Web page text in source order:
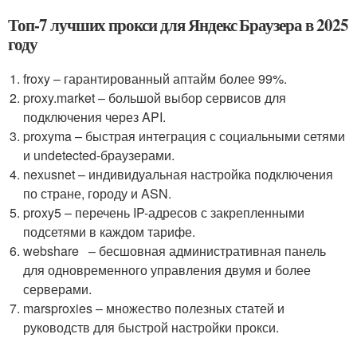
Топ-7 лучших прокси для Яндекс Браузера в 2025
году
froxy – гарантированный аптайм более 99%.
proxy.market – большой выбор сервисов для
подключения через API.
proxyma – быстрая интеграция с социальными сетями
и undetected-браузерами.
nexusnet – индивидуальная настройка подключения
по стране, городу и ASN.
proxy5 – перечень IP-адресов с закрепленными
подсетями в каждом тарифе.
webshare – бесшовная административная панель
для одновременного управления двумя и более
серверами.
marsproxies – множество полезных статей и
руководств для быстрой настройки прокси.